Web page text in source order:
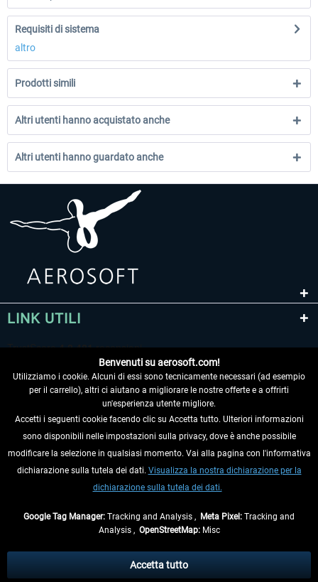
Requisiti di sistema
altro
Prodotti simili
Altri utenti hanno acquistato anche
Altri utenti hanno guardato anche
LINK UTILI
RECEDERE DAL CONTRATTO
INFORMAZIONI
eventualmente le spese di spedizione, se non diversamente descritto.
** Riguarda le spedizioni al di fuori della Germania, i tempi di consegna per le
Benvenuti su aerosoft.com!
Utilizziamo i cookie. Alcuni di essi sono tecnicamente necessari (ad esempio
per il carrello), altri ci aiutano a migliorare le nostre offerte e a offrirti
un'esperienza utente migliore.
Accetti i seguenti cookie facendo clic su Accetta tutto. Ulteriori informazioni
sono disponibili nelle impostazioni sulla privacy, dove è anche possibile
modificare la selezione in qualsiasi momento. Vai alla pagina con l'informativa
dichiarazione sulla tutela dei dati. Visualizza la nostra dichiarazione per la
dichiarazione sulla tutela dei dati.
Google Tag Manager: Tracking and Analysis , Meta Pixel: Tracking and
Analysis , OpenStreetMap:Misc
Accetta tutto